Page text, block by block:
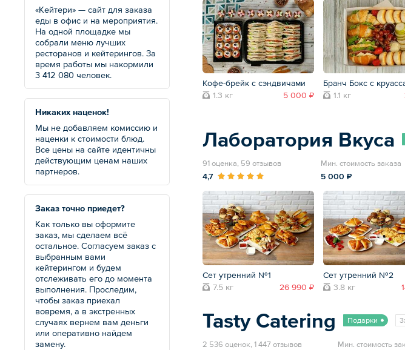
«Кейтери» — сайт для заказа
еды в офис и на мероприятия.
На одной площадке мы
собрали меню лучших
ресторанов и кейтерингов. За
время работы мы накормили
3 412 080 человек.
Никаких наценок!
Мы не добавляем комиссию и
наценки к стоимости блюд.
Все цены на сайте идентичны
действующим ценам наших
партнеров.
Заказ точно приедет?
Как только вы оформите
заказ, мы сделаем всё
остальное. Согласуем заказ с
выбранным вами
кейтерингом и будем
отслеживать его до момента
выполнения. Проследим,
чтобы заказ приехал
вовремя, а в экстренных
случаях вернем вам деньги
или оперативно найдем
замену.
Кофе-брейк с сэндвичами
1.3 кг
5 000 ₽
Бранч Бокс с
1.1 кг
Лаборатория Вкуса
91 оценка, 59 отзывов
4,7
Мин. стоимость заказа
5 000 ₽
Сет утренний №1
7.5 кг
26 990 ₽
Сет утренний №2
3.8 кг
Tasty Catering Подарки
2 536 оценок, 1 447 отзывов Мин. стоимость